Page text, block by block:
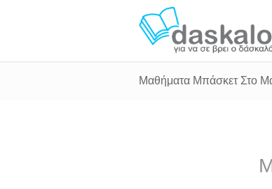
Μαθήματα Μπάσκετ Στο